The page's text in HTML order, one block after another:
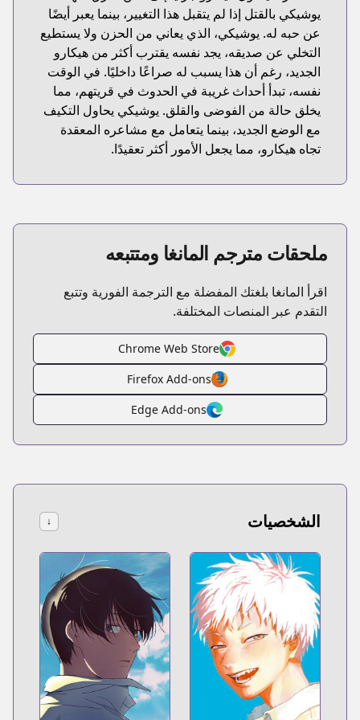
يوشيكي بالقتل إذا لم يتقبل هذا التغيير، بينما يعبر أيضًا
عن حبه له. يوشيكي، الذي يعاني من الحزن ولا يستطيع
التخلي عن صديقه، يجد نفسه يقترب أكثر من هيكارو
الجديد، رغم أن هذا يسبب له صراعًا داخليًا. في الوقت
نفسه، تبدأ أحداث غريبة في الحدوث في قريتهم، مما
يخلق حالة من الفوضى والقلق. يوشيكي يحاول التكيف
مع الوضع الجديد، بينما يتعامل مع مشاعره المعقدة
تجاه هيكارو، مما يجعل الأمور أكثر تعقيدًا.
ملحقات مترجم المانغا ومتتبعه
اقرأ المانغا بلغتك المفضلة مع الترجمة الفورية وتتبع
التقدم عبر المنصات المختلفة.
Chrome Web Store
Firefox Add-ons
Edge Add-ons
الشخصيات ↓